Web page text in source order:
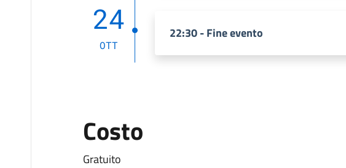
24
OTT
22:30 - Fine evento
Costo
Gratuito